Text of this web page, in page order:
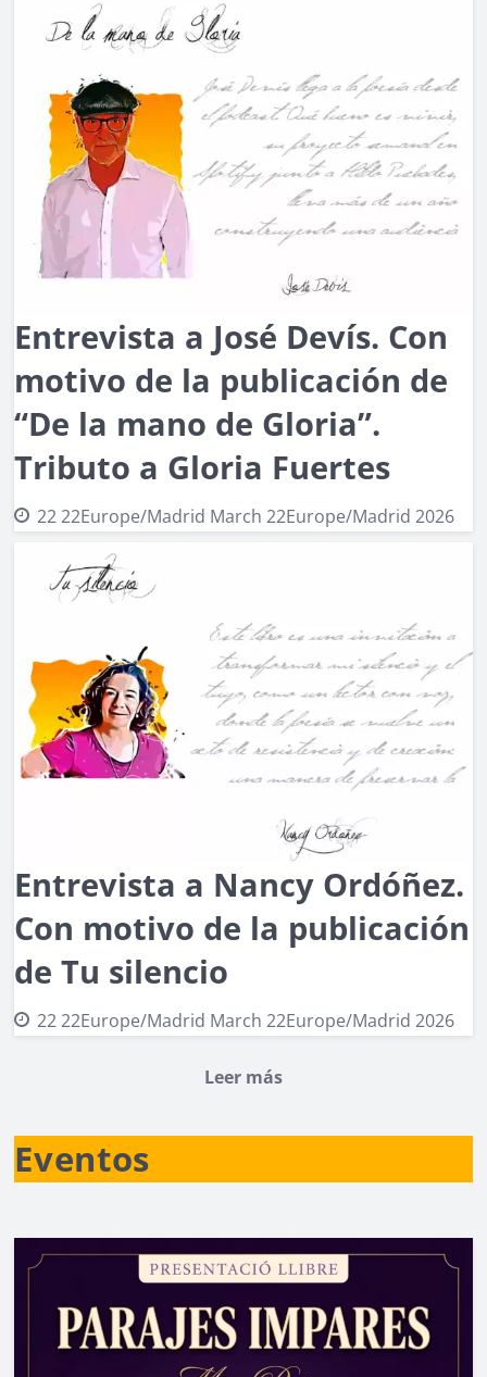
Entrevista a José Devís. Con
motivo de la publicación de
“De la mano de Gloria”.
Tributo a Gloria Fuertes
22 22Europe/Madrid March 22Europe/Madrid 2026
Entrevista a Nancy Ordóñez.
Con motivo de la publicación
de Tu silencio
22 22Europe/Madrid March 22Europe/Madrid 2026
Leer más
Eventos